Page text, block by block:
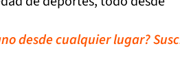
desde cualquier lugar?